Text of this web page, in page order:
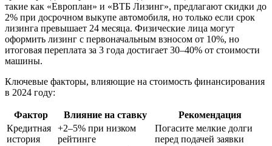
такие как «Европлан» и «ВТБ Лизинг», предлагают скидки до
2% при досрочном выкупе автомобиля, но только если срок
лизинга превышает 24 месяца. Физические лица могут
оформить лизинг с первоначальным взносом от 10%, но
итоговая переплата за 3 года достигает 30–40% от стоимости
машины.
Ключевые факторы, влияющие на стоимость финансирования
в 2024 году:
Фактор Влияние на ставку
Рекомендация
Кредитная
история
+2–5% при низком
рейтинге
Погасите мелкие долги
перед подачей заявки